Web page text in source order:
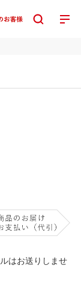
はお送りしませ